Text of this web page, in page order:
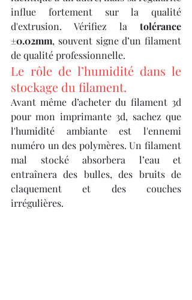
influe fortement sur la qualité
d'extrusion. Vérifiez la tolérance
±0.02mm, souvent signe d’un filament
de qualité professionnelle.
Le rôle de l’humidité dans le
stockage du filament.
Avant même d’acheter du filament 3d
pour mon imprimante 3d, sachez que
l'humidité ambiante est l'ennemi
numéro un des polymères. Un filament
mal stocké absorbera l’eau et
entraînera des bulles, des bruits de
claquement et des couches
irrégulières.